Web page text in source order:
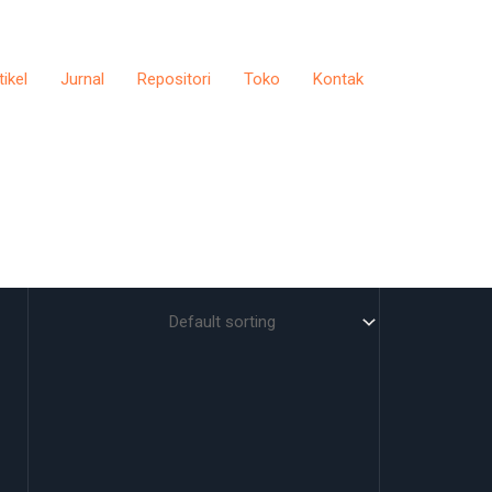
Jurnal Repositori Toko Kontak